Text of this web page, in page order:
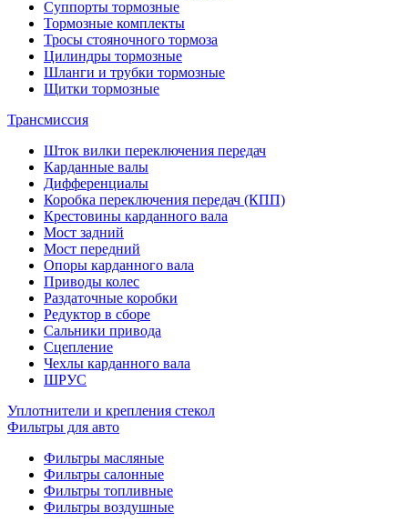
Суппорты тормозные
Тормозные комплекты
Тросы стояночного тормоза
Цилиндры тормозные
Шланги и трубки тормозные
Щитки тормозные
Трансмиссия
Шток вилки переключения передач
Карданные валы
Дифференциалы
Коробка переключения передач (КПП)
Крестовины карданного вала
Мост задний
Мост передний
Опоры карданного вала
Приводы колес
Раздаточные коробки
Редуктор в сборе
Сальники привода
Сцепление
Чехлы карданного вала
ШРУС
Уплотнители и крепления стекол
Фильтры для авто
Фильтры масляные
Фильтры салонные
Фильтры топливные
Фильтры воздушные